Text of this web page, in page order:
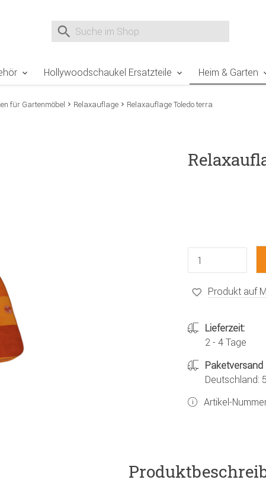
Suche nach
Hollywoodschaukel Ersatzteile Heim & Garten
für Gartenmöbel Relaxauflage Relaxauflage Toledo terra
Produkt auf
Lieferzeit:
2 - 4 Tage
Paketversand
Deutschland:
Artikel-